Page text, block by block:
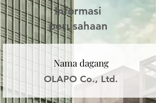
Informasi
perusahaan
Nama dagang
OLAPO Co., Ltd.